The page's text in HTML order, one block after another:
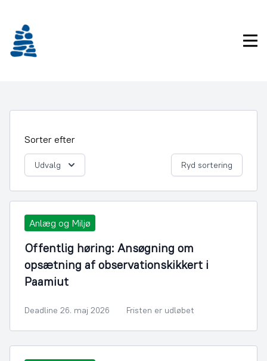
indhold
Sorter efter
Udvalg Ryd sortering
Anlæg og Miljø
Offentlig høring: Ansøgning om
opsætning af observationskikkert i
Paamiut
Deadline 26. maj 2026 Fristen er udløbet